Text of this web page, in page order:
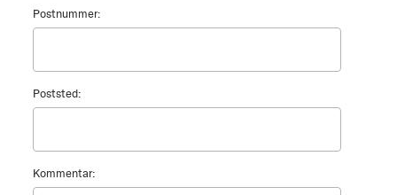
Postnummer:
Poststed:
Kommentar: